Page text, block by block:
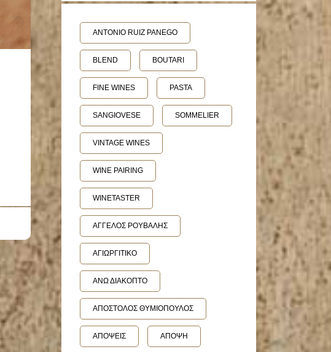
ANTONIO RUIZ PANEGO
BLEND BOUTARI
FINE WINES PASTA
SANGIOVESE SOMMELIER
VINTAGE WINES
WINE PAIRING
WINETASTER
ΑΓΓΕΛΟΣ ΡΟΥΒΑΛΗΣ
ΑΓΙΩΡΓΙΤΙΚΟ
ΑΝΩ ΔΙΑΚΟΠΤΟ
ΑΠΟΣΤΟΛΟΣ ΘΥΜΙΟΠΟΥΛΟΣ
ΑΠΟΨΕΙΣ ΑΠΟΨΗ